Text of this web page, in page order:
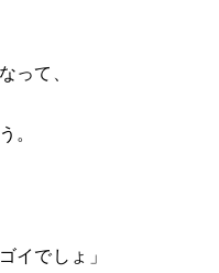
って、
。
イでしょ」